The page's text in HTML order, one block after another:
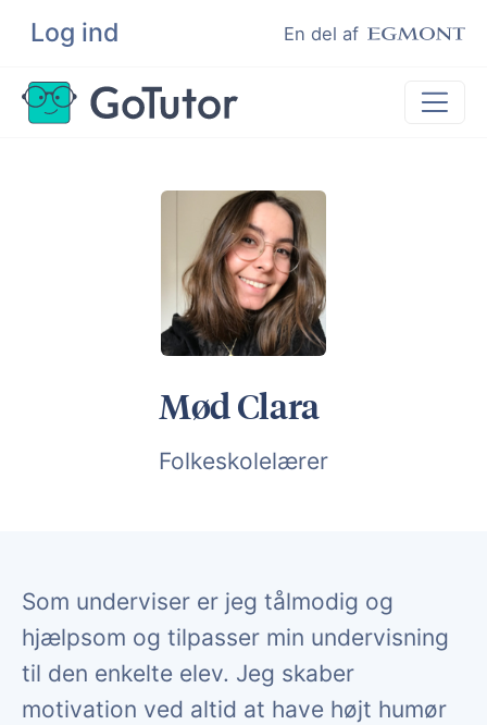
Log ind En del af
Søg
Lektiehjælp
Hjælp til ordblinde
Kundeudtalelser
Undervisere
Mød Clara
Folkeskolelærer
Som underviser er jeg tålmodig og
hjælpsom og tilpasser min undervisning
til den enkelte elev. Jeg skaber
motivation ved altid at have højt humør